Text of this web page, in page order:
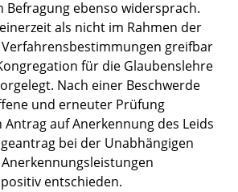
Befragung ebenso widersprach.
als nicht im Rahmen der
greifbar
für die Glaubenslehre
Nach einer Beschwerde
und erneuter Prüfung
Antrag auf Anerkennung des Leids
bei der Unabhängigen
entschieden.